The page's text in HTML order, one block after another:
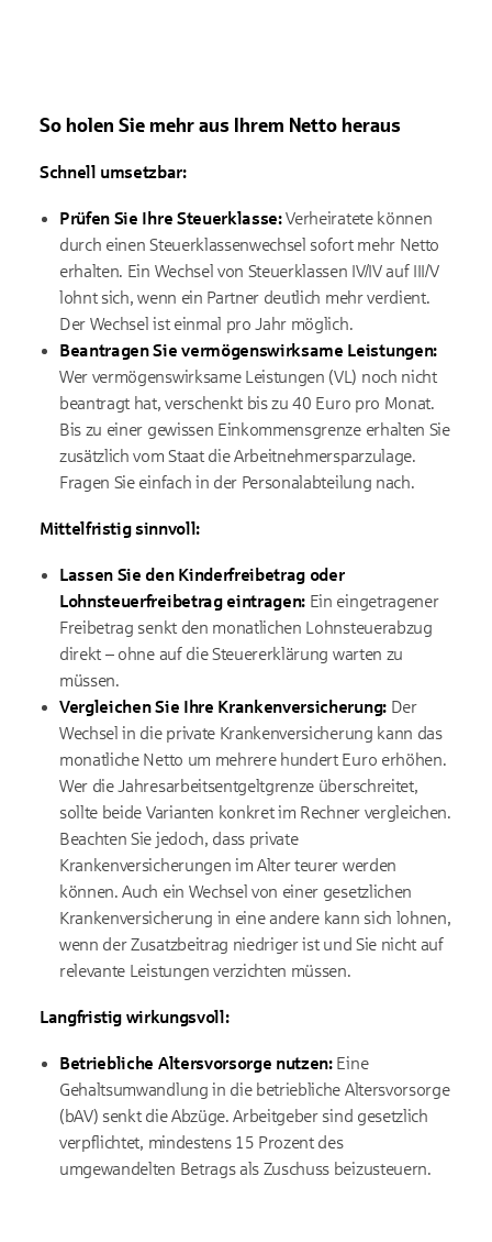
So holen Sie mehr aus Ihrem Netto heraus
Schnell umsetzbar:
Prüfen Sie Ihre Steuerklasse:Verheiratete können
durch einen Steuerklassenwechsel sofort mehr Netto
erhalten. Ein Wechsel von Steuerklassen IV/IV auf III/V
lohnt sich, wenn ein Partner deutlich mehr verdient.
Der Wechsel ist einmal pro Jahr möglich.
Beantragen Sie vermögenswirksame Leistungen:
Wer vermögenswirksame Leistungen (VL) noch nicht
beantragt hat, verschenkt bis zu 40 Euro pro Monat.
Bis zu einer gewissen Einkommensgrenze erhalten Sie
zusätzlich vom Staat die Arbeitnehmersparzulage.
Fragen Sie einfach in der Personalabteilung nach.
Mittelfristig sinnvoll:
Lassen Sie den Kinderfreibetrag oder
Lohnsteuerfreibetrag eintragen: Ein eingetragener
Freibetrag senkt den monatlichen Lohnsteuerabzug
direkt – ohne auf die Steuererklärung warten zu
müssen.
Vergleichen Sie Ihre Krankenversicherung:Der
Wechsel in die private Krankenversicherung kann das
monatliche Netto um mehrere hundert Euro erhöhen.
Wer die Jahresarbeitsentgeltgrenze überschreitet,
sollte beide Varianten konkret im Rechner vergleichen.
Beachten Sie jedoch, dass private
Krankenversicherungen im Alter teurer werden
können. Auch ein Wechsel von einer gesetzlichen
Krankenversicherung in eine andere kann sich lohnen,
wenn der Zusatzbeitrag niedriger ist und Sie nicht auf
relevante Leistungen verzichten müssen.
Langfristig wirkungsvoll:
Betriebliche Altersvorsorge nutzen:Eine
Gehaltsumwandlung in die betriebliche Altersvorsorge
(bAV) senkt die Abzüge. Arbeitgeber sind gesetzlich
verpflichtet, mindestens 15 Prozent des
umgewandelten Betrags als Zuschuss beizusteuern.